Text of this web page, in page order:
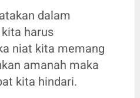
dalam
harus
niat kita memang
amanah maka
kita hindari.